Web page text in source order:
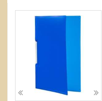
Dźwiekowe
Inne
Maty do zabawy
Bąki
Pojazdy
Inne
Innedo koszykówki
Nowości
Promocje
Koszty przesyłki